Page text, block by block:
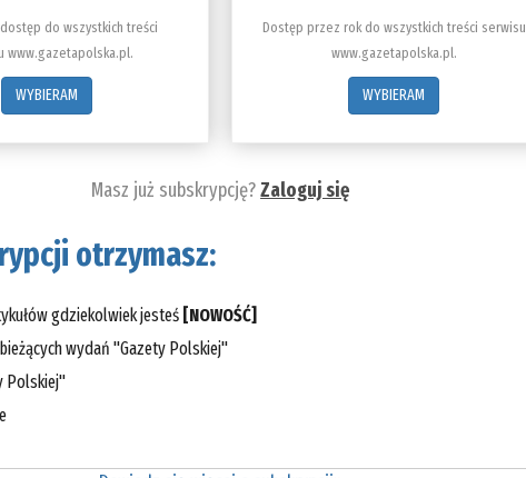
do wszystkich treści
www.gazetapolska.pl.
WYBIERAM
Dostęp przez rok do wszystkich treści serwisu
www.gazetapolska.pl.
WYBIERAM
Masz już subskrypcję?Zaloguj się
otrzymasz:
gdziekolwiek jesteś [NOWOŚĆ]
wydań "Gazety Polskiej"
Polskiej"